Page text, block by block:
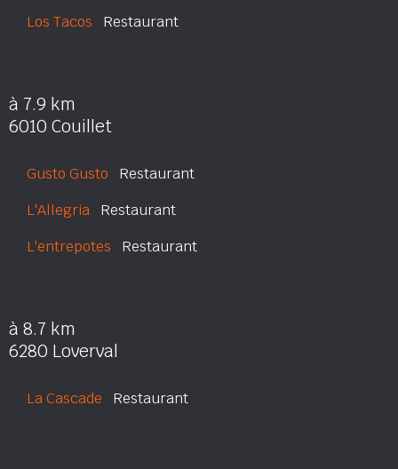
Los Tacos Restaurant
à 7.9 km
6010 Couillet
Gusto Gusto Restaurant
L'Allegria Restaurant
L'entrepotes Restaurant
à 8.7 km
6280 Loverval
La Cascade Restaurant